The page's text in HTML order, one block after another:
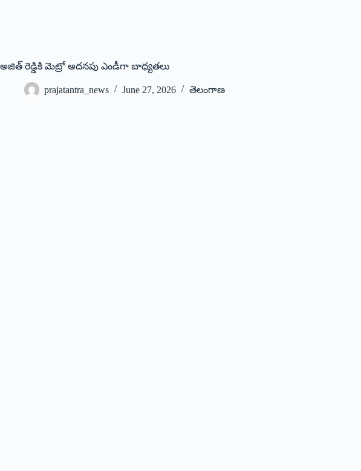
అజిత్‌ ‌రెడ్డికి మెట్రో అదనపు ఎం‌డీగా బాధ్యతలు
prajatantra_news June 27, 2026 తెలంగాణ